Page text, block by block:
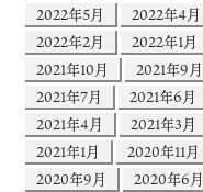
2022年5月
2022年4月
2022年2月
2022年1月
2021年10月
2021年9月
2021年7月
2021年6月
2021年4月
2021年3月
2021年1月
2020年11月
2020年9月
2020年6月